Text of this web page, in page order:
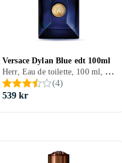
Versace Dylan Blue edt 100ml
Herr, Eau de toilette, 100 ml, Dylan Blue, Mysk, Tonkabönor, Viol, Bergamott, Grapefrukt, Rökelse, Trä, Peppar, Patchouli, Saffran, Fikon, Ambra, Papyrus, Grönt te
(4)
539 kr